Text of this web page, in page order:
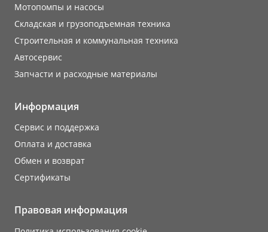
Мотопомпы и насосы
Складская и грузоподъемная техника
Строительная и коммунальная техника
Автосервис
Запчасти и расходные материалы
Информация
Сервис и поддержка
Оплата и доставка
Обмен и возврат
Сертификаты
Правовая информация